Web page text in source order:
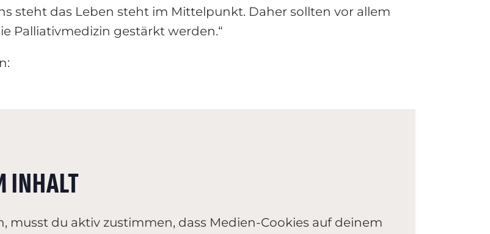
steht das Leben steht im Mittelpunkt. Daher sollten vor allem
Palliativmedizin gestärkt werden.“
INHALT
musst du aktiv zustimmen, dass Medien-Cookies auf deinem